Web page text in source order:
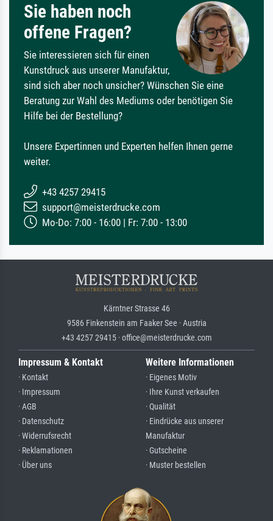
Sie haben noch
offene Fragen?
Sie interessieren sich für einen
Kunstdruck aus unserer Manufaktur,
sind sich aber noch unsicher? Wünschen Sie eine
Beratung zur Wahl des Mediums oder benötigen Sie
Hilfe bei der Bestellung?
Unsere Expertinnen und Experten helfen Ihnen gerne
weiter.
+43 4257 29415
support@meisterdrucke.com
Mo-Do: 7:00 - 16:00 | Fr: 7:00 - 13:00
Kärntner Strasse 46
9586 Finkenstein am Faaker See · Austria
+43 4257 29415 · office@meisterdrucke.com
Impressum & Kontakt
· Kontakt
· Impressum
· AGB
· Datenschutz
· Widerrufsrecht
· Reklamationen
· Über uns
Weitere Informationen
· Eigenes Motiv
· Ihre Kunst verkaufen
· Qualität
· Eindrücke aus unserer
Manufaktur
· Gutscheine
· Muster bestellen